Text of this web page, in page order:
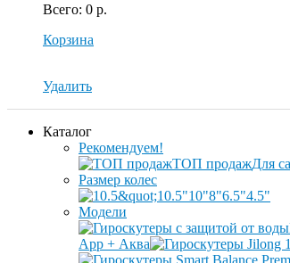
Всего: 0 р.
Корзина
Удалить
Каталог
Рекомендуем!
ТОП продажДля
Размер колес
10.5"10"8"6.5"4.5"
Модели
App + Аква